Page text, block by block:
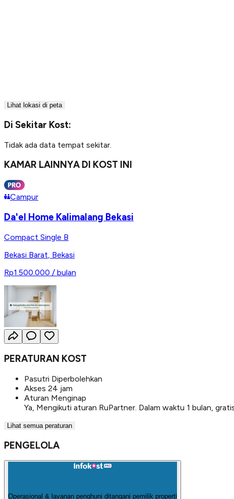
Lihat lokasi di peta
Di Sekitar Kost:
Tidak ada data tempat sekitar.
KAMAR LAINNYA DI KOST INI
Campur
Da'el Home Kalimalang Bekasi
Compact Single B
Bekasi Barat Bekasi
Rp1.500.000 / bulan
PERATURAN KOST
Pasutri Diperbolehkan
Akses 24 jam
Aturan Menginap
Ya, Mengikuti aturan RuPartner. Dalam waktu 1 bulan,
Lihat semua peraturan
PENGELOLA
Operasional & layanan penghuni ditangani pemilik properti